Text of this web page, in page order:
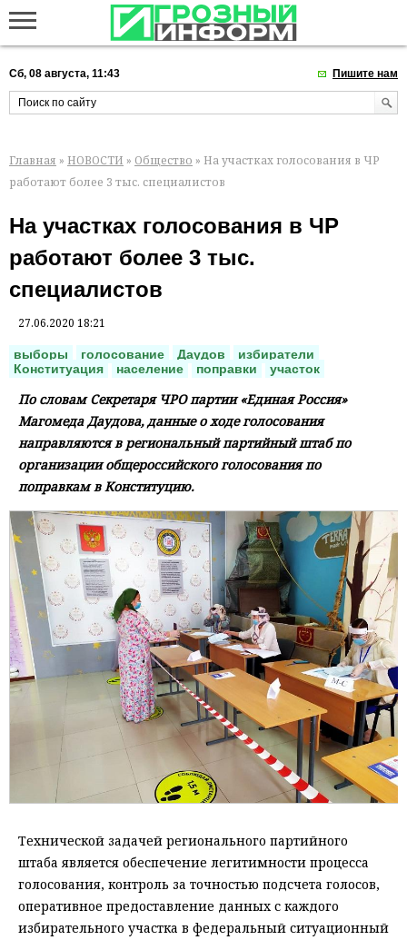
Сб, 08 августа, 11:43 Пишите нам
Главная » НОВОСТИ » Общество » На участках голосования в ЧР
работают более 3 тыс. специалистов
На участках голосования в ЧР
работают более 3 тыс.
специалистов
27.06.2020 18:21
выборы голосование Даудов
избиратели
Конституация
население поправки участок
По словам Секретаря ЧРО партии «Единая Россия»
Магомеда Даудова, данные о ходе голосования
направляются в региональный партийный штаб по
организации общероссийского голосования по
поправкам в Конституцию.
Технической задачей регионального партийного
штаба является обеспечение легитимности процесса
голосования, контроль за точностью подсчета голосов,
оперативное предоставление данных с каждого
избирательного участка в федеральный ситуационный